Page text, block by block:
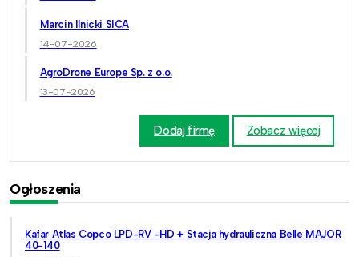
Marcin Ilnicki SICA
14-07-2026
AgroDrone Europe Sp. z o.o.
13-07-2026
Dodaj firmę Zobacz więcej
Ogłoszenia
Kafar Atlas Copco LPD-RV -HD + Stacja hydrauliczna Belle MAJOR
40-140